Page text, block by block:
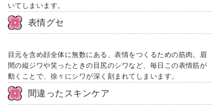
いてしまいます。
表情グセ
目元を含め顔全体に無数にある、表情をつくるための筋肉。眉
間の縦ジワや笑ったときの目尻のシワなど、毎日この表情筋が
動くことで、徐々にシワが深く刻まれてしまいます。
間違ったスキンケア